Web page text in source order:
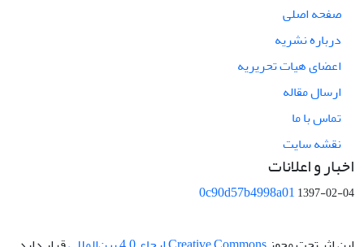
صفحه اصلی
درباره نشریه
اعضای هیات تحریریه
ارسال مقاله
تماس با ما
نقشه سایت
اخبار و اعلانات
0c90d57b4998a011397-02-04